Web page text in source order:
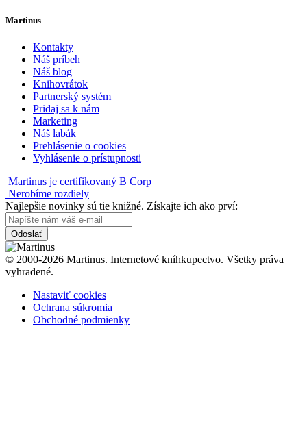
Martinus
Kontakty
Náš príbeh
Náš blog
Knihovrátok
Partnerský systém
Pridaj sa k nám
Marketing
Náš labák
Prehlásenie o cookies
Vyhlásenie o prístupnosti
Martinus je certifikovaný B Corp
Nerobíme rozdiely
Najlepšie novinky sú tie knižné. Získajte ich ako prví:
Odoslať
© 2000-2026 Martinus. Internetové kníhkupectvo. Všetky práva
vyhradené.
Nastaviť cookies
Ochrana súkromia
Obchodné podmienky